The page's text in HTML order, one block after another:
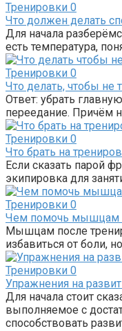
Тренировки 0
Что должен делать
Для начала
есть температура,
Тренировки 0
Что делать, чтобы не
Ответ: убрать
переедание. Причём
Тренировки 0
Что брать на
Если сказать парой
экипировка для
Тренировки 0
Чем помочь мышцам
Мышцам после
избавиться от боли,
Тренировки 0
Упражнения на
Для начала стоит
выполняемое с
способствовать